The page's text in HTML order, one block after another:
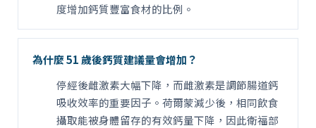
度增加鈣質豐富食材的比例。
為什麼 51 歲後鈣質建議量會增加？
停經後雌激素大幅下降，而雌激素是調節腸道鈣
吸收效率的重要因子。荷爾蒙減少後，相同飲食
攝取能被身體留存的有效鈣量下降，因此衛福部